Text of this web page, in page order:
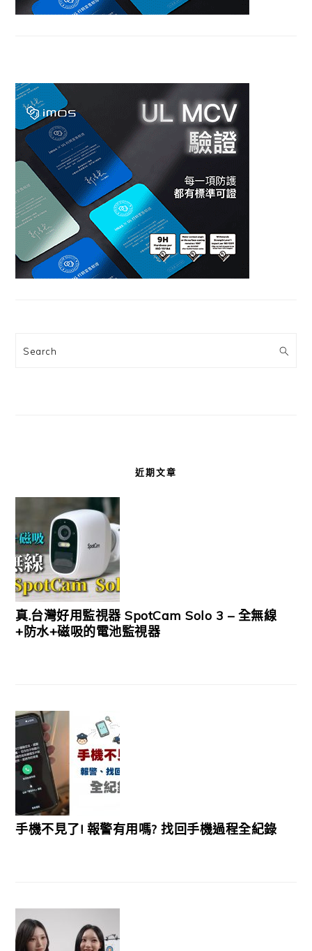
Search
近期文章
真.台灣好用監視器 SpotCam Solo 3 – 全無線
+防水+磁吸的電池監視器
手機不見了! 報警有用嗎? 找回手機過程全紀錄